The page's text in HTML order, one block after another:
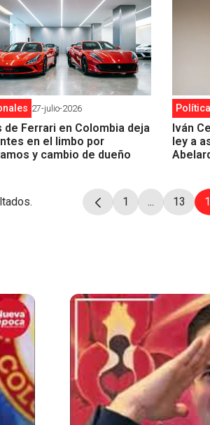
27-julio-2026
de Ferrari en Colombia deja
en el limbo por
y cambio de dueño
Política
Iván
ley a
Página
1 ...Páginas
13